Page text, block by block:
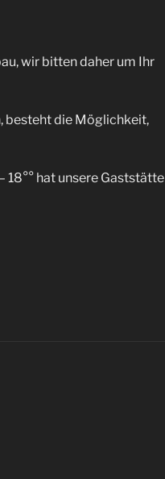
wir bitten daher um Ihr
besteht die Möglichkeit,
18°° hat unsere Gaststätte